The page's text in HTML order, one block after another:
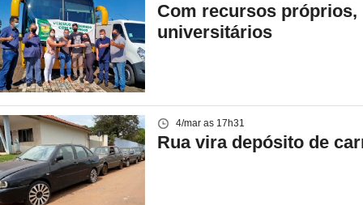
Com recursos próprios,
universitários
4/mar as 17h31
Rua vira depósito de